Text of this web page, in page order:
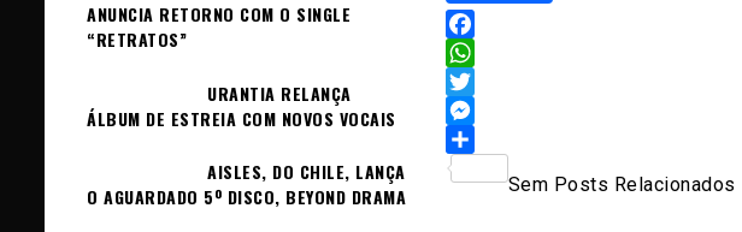
Facebook
WhatsApp
Twitter
Messenger
Sem Posts Relacionados
ANUNCIA RETORNO COM O SINGLE
“RETRATOS”
URANTIA RELANÇA
ÁLBUM DE ESTREIA COM NOVOS VOCAIS
AISLES, DO CHILE, LANÇA
O AGUARDADO 5º DISCO, BEYOND DRAMA